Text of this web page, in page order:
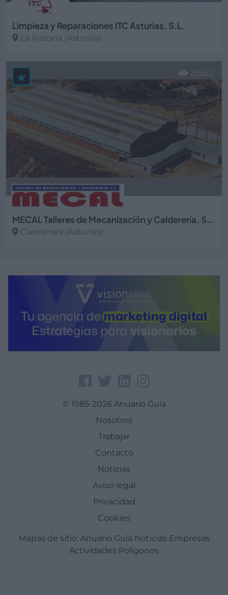
Limpieza y Reparaciones ITC Asturias, S.L.
La Rozona (Asturias)
MECAL Talleres de Mecanización y Calderería, S.L.
Cancienes (Asturias)
29.612
© 1985-2026 Anuario Guía
Nosotros
Trabajar
Contacto
Noticias
Aviso legal
Privacidad
Cookies
Mapas de sitio: Anuario Guía Noticias Empresas
Actividades Poligonos